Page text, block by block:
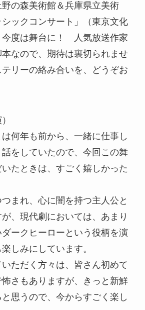
野の森美術館＆兵庫県立美術
ックコンサート」（東京文化
今度は舞台に！ 人気放送作家
なので、期待は裏切られませ
リーの絡み合いを、どうぞお
何年も前から、一緒に仕事し
をしていたので、今回この舞
たときは、すごく嬉しかった
まれ、心に闇を持つ主人公と
、現代劇においては、あまり
ークヒーローという役柄を演
しみにしています。
ただく方々は、皆さん初めて
さもありますが、きっと新鮮
思うので、今からすごく楽し